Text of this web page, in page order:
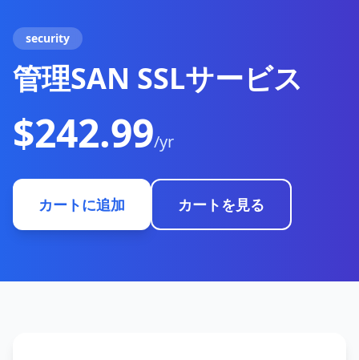
security
管理SAN SSLサービス
$242.99/yr
カートに追加 カートを見る